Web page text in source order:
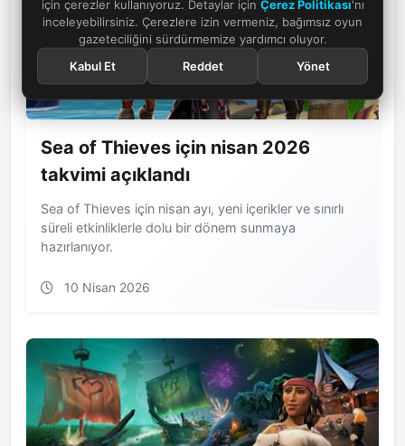
için çerezler kullanıyoruz. Detaylar için Çerez Politikası'nı
inceleyebilirsiniz. Çerezlere izin vermeniz, bağımsız oyun
gazeteciliğini sürdürmemize yardımcı oluyor.
Kabul Et
Reddet Yönet
Sea of Thieves için nisan 2026
takvimi açıklandı
Sea of Thieves için nisan ayı, yeni içerikler ve sınırlı
süreli etkinliklerle dolu bir dönem sunmaya
hazırlanıyor.
10 Nisan 2026